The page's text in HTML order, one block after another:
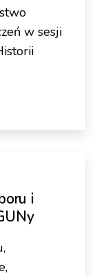
w sesji
i